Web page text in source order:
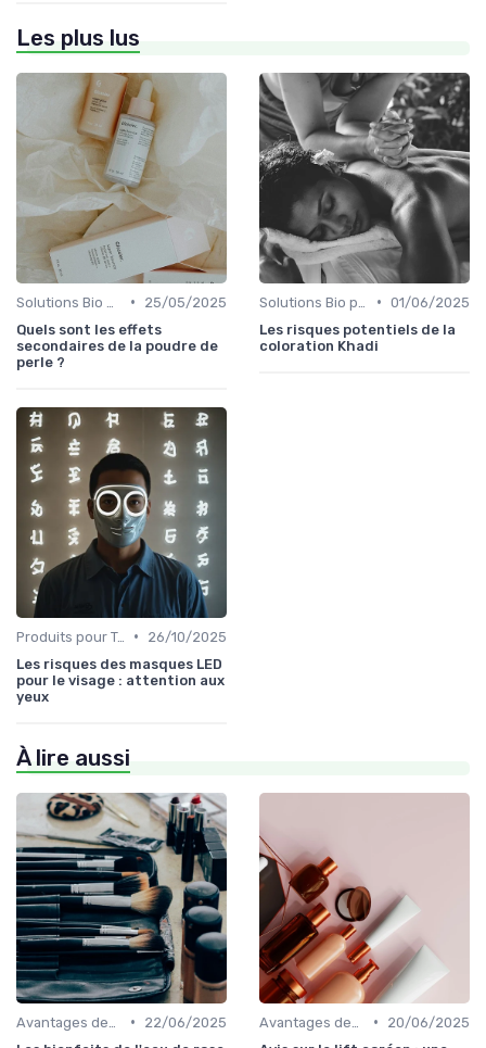
Les plus lus
•
25/05/2025
Quels sont les effets
secondaires de la poudre de
perle ?
• 01/06/2025
Les risques potentiels de la
coloration Khadi
Produits pour Types de Peau •
26/10/2025
Les risques des masques LED
pour le visage : attention aux
yeux
À lire aussi
•
22/06/2025
•
20/06/2025